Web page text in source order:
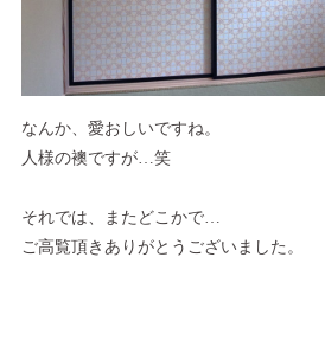
なんか、愛おしいですね。
人様の襖ですが…笑
それでは、またどこかで…
ご高覧頂きありがとうございました。